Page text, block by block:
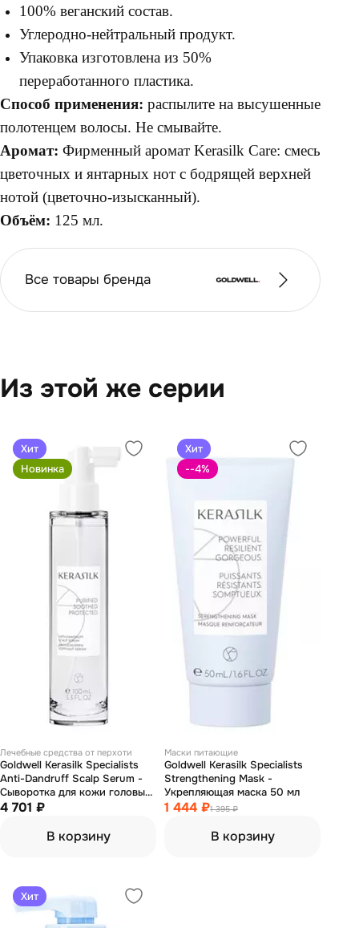
100% веганский состав.
Углеродно-нейтральный продукт.
Упаковка изготовлена из 50%
переработанного пластика.
Способ применения: распылите на высушенные
полотенцем волосы. Не смывайте.
Аромат: Фирменный аромат Kerasilk Care: смесь
цветочных и янтарных нот с бодрящей верхней
нотой (цветочно-изысканный).
Объём: 125 мл.
Все товары бренда
Из этой же серии
Хит
Новинка
Лечебные средства от перхоти
Goldwell Kerasilk Specialists
Anti-Dandruff Scalp Serum -
Сыворотка для кожи головы
против перхоти 100 мл
4 701 ₽
В корзину
Хит
--4%
Маски питающие
Goldwell Kerasilk Specialists
Strengthening Mask -
Укрепляющая маска 50 мл
1 444 ₽1 395 ₽
В корзину
Хит